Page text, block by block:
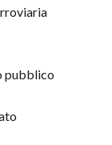
pubblico